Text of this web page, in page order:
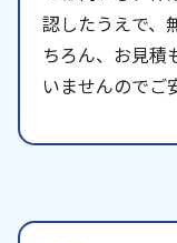
認したうえで、
ちろん、お見積
いませんのでご